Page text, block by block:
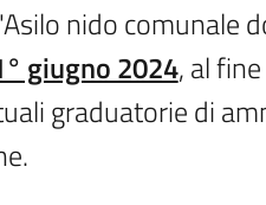
nido comunale
giugno 2024, al
graduatorie di